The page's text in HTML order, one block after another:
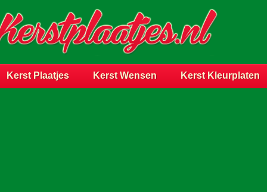
Kerst Plaatjes Kerst Wensen Kerst Kleurplaten